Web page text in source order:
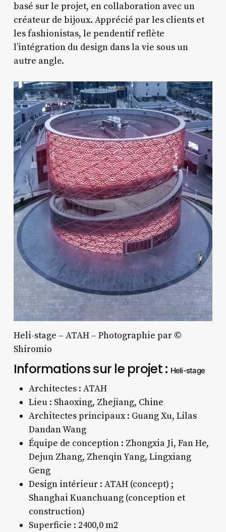
basé sur le projet, en collaboration avec un
créateur de bijoux. Apprécié par les clients et
les fashionistas, le pendentif reflète
l’intégration du design dans la vie sous un
autre angle.
Heli-stage – ATAH – Photographie par ©
Shiromio
Informations sur le projet : Heli-stage
Architectes : ATAH
Lieu : Shaoxing, Zhejiang, Chine
Architectes principaux : Guang Xu, Lilas
Dandan Wang
Équipe de conception : Zhongxia Ji, Fan He,
Dejun Zhang, Zhenqin Yang, Lingxiang
Geng
Design intérieur : ATAH (concept) ;
Shanghai Kuanchuang (conception et
construction)
Superficie : 2400,0 m2